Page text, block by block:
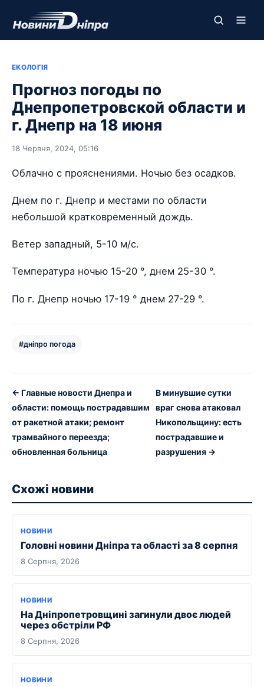
ЕКОЛОГІЯ
Прогноз погоды по
Днепропетровской области и
г. Днепр на 18 июня
18 Червня, 2024, 05:16
Облачно с прояснениями. Ночью без осадков.
Днем по г. Днепр и местами по области
небольшой кратковременный дождь.
Ветер западный, 5-10 м/с.
Температура ночью 15-20 °, днем 25-30 °.
По г. Днепр ночью 17-19 ° днем 27-29 °.
#дніпро погода
← Главные новости Днепра и
области: помощь пострадавшим
от ракетной атаки; ремонт
трамвайного переезда;
обновленная больница
В минувшие сутки
враг снова атаковал
Никопольщину: есть
пострадавшие и
разрушения →
Схожі новини
НОВИНИ
Головні новини Дніпра та області за 8 серпня
8 Серпня, 2026
НОВИНИ
На Дніпропетровщині загинули двоє людей
через обстріли РФ
8 Серпня, 2026
НОВИНИ